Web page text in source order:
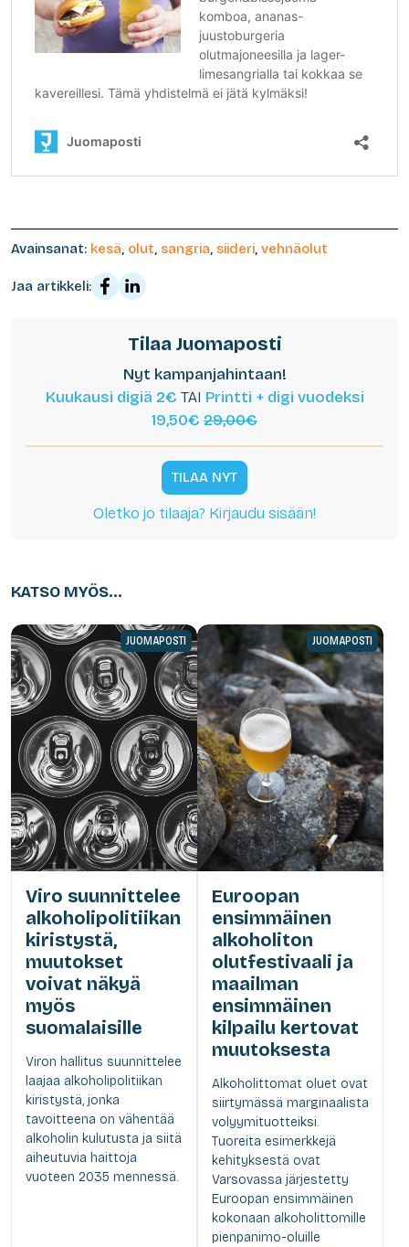
Avainsanat: kesä, olut, sangria, siideri, vehnäolut
Jaa artikkeli:
Tilaa Juomaposti
Nyt kampanjahintaan!
Kuukausi digiä 2€ TAI Printti + digi vuodeksi
19,50€ 29,00€
TILAA NYT
Oletko jo tilaaja? Kirjaudu sisään!
KATSO MYÖS...
JUOMAPOSTI
Viro suunnittelee
alkoholipolitiikan
kiristystä,
muutokset
voivat näkyä
myös
suomalaisille
Viron hallitus suunnittelee
laajaa alkoholipolitiikan
kiristystä, jonka
tavoitteena on vähentää
alkoholin kulutusta ja siitä
aiheutuvia haittoja
vuoteen 2035 mennessä.
JUOMAPOSTI
Euroopan
ensimmäinen
alkoholiton
olutfestivaali ja
maailman
ensimmäinen
kilpailu kertovat
muutoksesta
Alkoholittomat oluet ovat
siirtymässä marginaalista
volyymituotteiksi.
Tuoreita esimerkkejä
kehityksestä ovat
Varsovassa järjestetty
Euroopan ensimmäinen
kokonaan alkoholittomille
pienpanimo-oluille